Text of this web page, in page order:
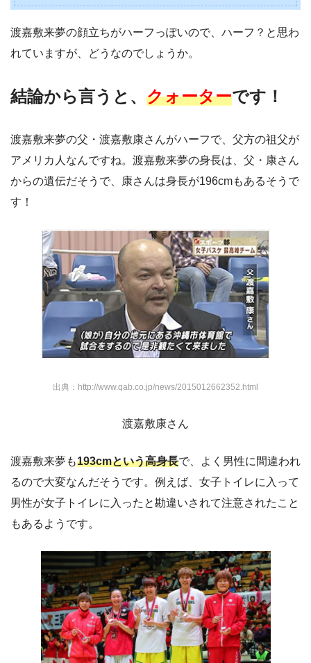
渡嘉敷来夢の顔立ちがハーフっぽいので、ハーフ？と思わ
れていますが、どうなのでしょうか。
結論から言うと、 クォーターです！
渡嘉敷来夢の父・渡嘉敷康さんがハーフで、父方の祖父が
アメリカ人なんですね。渡嘉敷来夢の身長は、父・康さん
からの遺伝だそうで、康さんは身長が196cmもあるそうで
す！
出典：http://www.qab.co.jp/news/2015012662352.html
渡嘉敷康さん
渡嘉敷来夢も193cmという高身長で、よく男性に間違われ
るので大変なんだそうです。例えば、女子トイレに入って
男性が女子トイレに入ったと勘違いされて注意されたこと
もあるようです。